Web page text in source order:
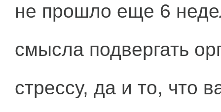
не прошло еще 6
смысла подвергать
стрессу, да и то, что